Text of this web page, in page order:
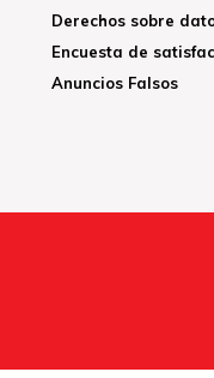
Derechos sobre
Encuesta de
Anuncios Falsos